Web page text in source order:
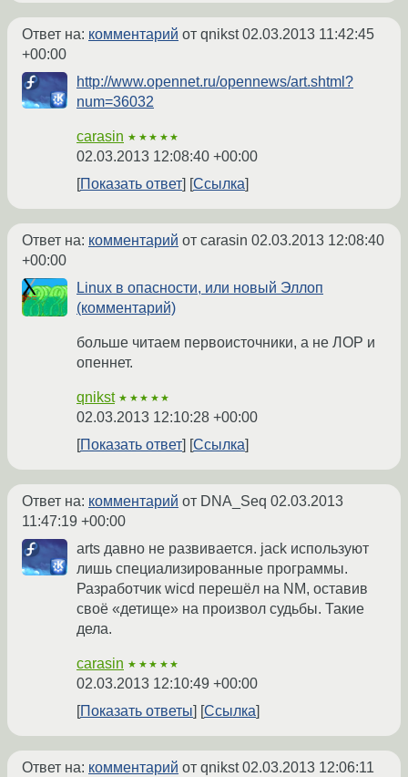
Ответ на: комментарий от qnikst02.03.2013 11:42:45
+00:00
http://www.opennet.ru/opennews/art.shtml?
num=36032
carasin ★★★★★
02.03.2013 12:08:40 +00:00
Показать ответ
Ссылка
Ответ на: комментарий от carasin 02.03.2013 12:08:40
+00:00
Linux в опасности, или новый Эллоп
(комментарий)
больше читаем первоисточники, а не ЛОР и
опеннет.
qnikst ★★★★★
02.03.2013 12:10:28 +00:00
Показать ответ
Ссылка
Ответ на: комментарий от DNA_Seq 02.03.2013
11:47:19 +00:00
arts давно не развивается. jack используют
лишь специализированные программы.
Разработчик wicd перешёл на NM, оставив
своё «детище» на произвол судьбы. Такие
дела.
carasin ★★★★★
02.03.2013 12:10:49 +00:00
Показать ответы
Ссылка
Ответ на: комментарий от qnikst02.03.2013 12:06:11